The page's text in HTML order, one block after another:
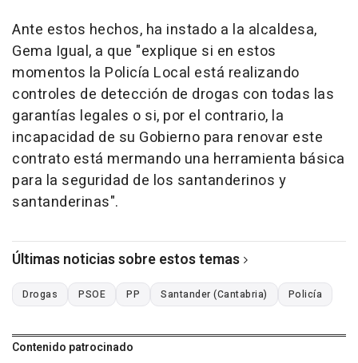
Ante estos hechos, ha instado a la alcaldesa,
Gema Igual, a que "explique si en estos
momentos la Policía Local está realizando
controles de detección de drogas con todas las
garantías legales o si, por el contrario, la
incapacidad de su Gobierno para renovar este
contrato está mermando una herramienta básica
para la seguridad de los santanderinos y
santanderinas".
Últimas noticias sobre estos temas
Drogas PSOE PP Santander (Cantabria) Policía
Contenido patrocinado